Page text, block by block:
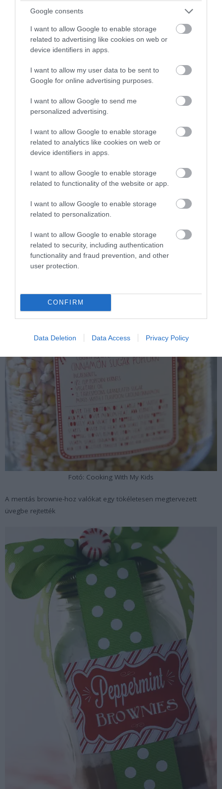
Google consents
I want to allow Google to enable storage
related to advertising like cookies on web or
device identifiers in apps.
I want to allow my user data to be sent to
Google for online advertising purposes.
I want to allow Google to send me
personalized advertising.
I want to allow Google to enable storage
related to analytics like cookies on web or
device identifiers in apps.
I want to allow Google to enable storage
related to functionality of the website or app.
I want to allow Google to enable storage
related to personalization.
I want to allow Google to enable storage
related to security, including authentication
functionality and fraud prevention, and other
user protection.
CONFIRM
Data Deletion Data Access Privacy Policy
Fotó: Good Life Eats
Pattogatott kukoricához valók – ez itt fahéjas, amit akár magunk is
elkészíthetünk
Fotó: Cooking With My Kids
A mentás brownie-hoz valókat egy tökéletesen megtervezett
üvegbe rejtették